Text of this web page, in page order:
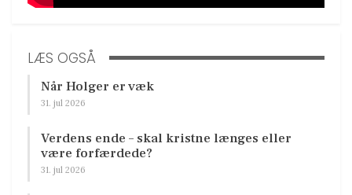
LÆS OGSÅ
Når Holger er væk
31. jul 2026
Verdens ende – skal kristne længes eller
være forfærdede?
31. jul 2026